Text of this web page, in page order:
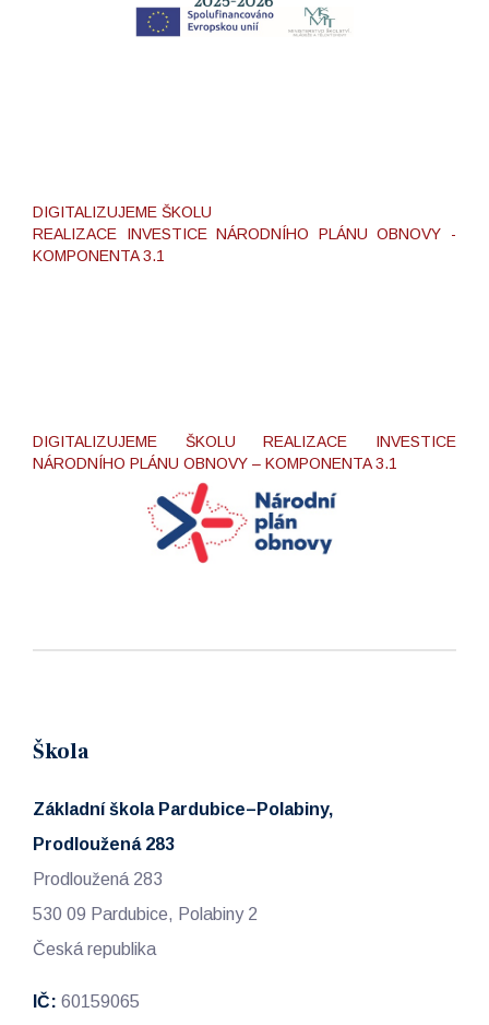
DIGITALIZUJEME ŠKOLU
REALIZACE INVESTICE NÁRODNÍHO PLÁNU OBNOVY -
KOMPONENTA 3.1
DIGITALIZUJEME ŠKOLU REALIZACE INVESTICE
NÁRODNÍHO PLÁNU OBNOVY – KOMPONENTA 3.1
Škola
Základní škola Pardubice–Polabiny,
Prodloužená 283
Prodloužená 283
530 09 Pardubice, Polabiny 2
Česká republika
IČ: 60159065